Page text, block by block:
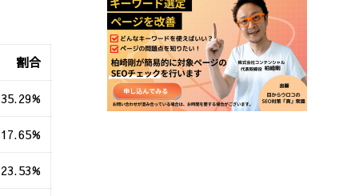
割合
35.29%
17.65%
23.53%